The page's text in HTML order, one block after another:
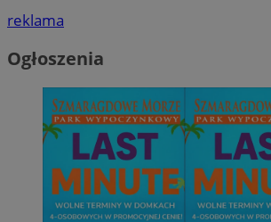
reklama
Ogłoszenia